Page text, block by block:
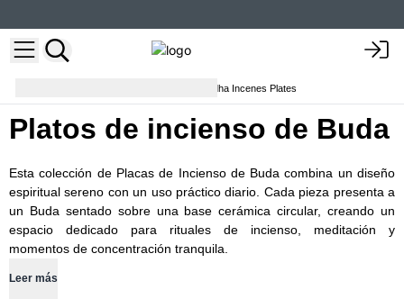
Buddha Incenes Plates
Platos de incienso de Buda
Esta colección de Placas de Incienso de Buda combina un diseño
espiritual sereno con un uso práctico diario. Cada pieza presenta a
un Buda sentado sobre una base cerámica circular, creando un
espacio dedicado para rituales de incienso, meditación y
momentos de concentración tranquila.
Leer más